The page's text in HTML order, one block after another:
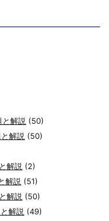
解説 (50)
解説 (50)
解説 (2)
解説 (51)
解説 (50)
解説 (49)